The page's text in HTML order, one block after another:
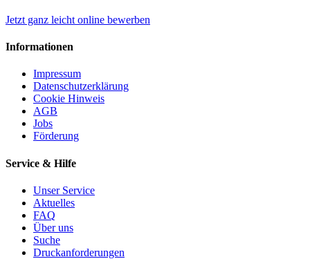
Jetzt ganz leicht online bewerben
Informationen
Impressum
Datenschutzerklärung
Cookie Hinweis
AGB
Jobs
Förderung
Service & Hilfe
Unser Service
Aktuelles
FAQ
Über uns
Suche
Druckanforderungen